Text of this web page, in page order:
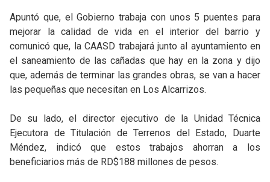
Apuntó que, el Gobierno trabaja con unos 5 puentes para
mejorar la calidad de vida en el interior del barrio y
comunicó que, la CAASD trabajará junto al ayuntamiento en
el saneamiento de las cañadas que hay en la zona y dijo
que, además de terminar las grandes obras, se van a hacer
las pequeñas que necesitan en Los Alcarrizos.
De su lado, el director ejecutivo de la Unidad Técnica
Ejecutora de Titulación de Terrenos del Estado, Duarte
Méndez, indicó que estos trabajos ahorran a los
beneficiarios más de RD$188 millones de pesos.